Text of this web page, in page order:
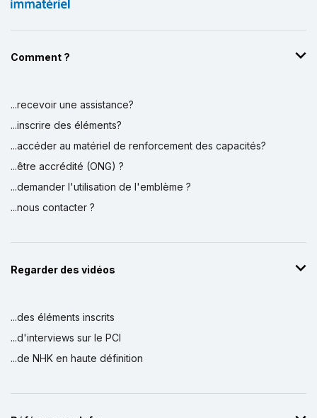
Comment ?
...recevoir une assistance?
...inscrire des éléments?
...accéder au matériel de renforcement des capacités?
...être accrédité (ONG) ?
...demander l'utilisation de l'emblème ?
...nous contacter ?
Regarder des vidéos
...des éléments inscrits
...d'interviews sur le PCI
...de NHK en haute définition